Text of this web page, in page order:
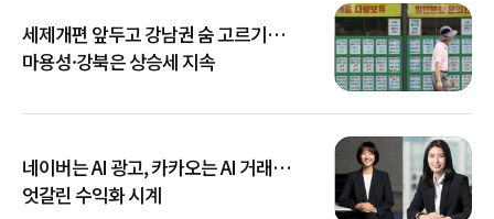
세제개편 앞두고 강남권 숨 고르기…
마용성·강북은 상승세 지속
네이버는 AI 광고, 카카오는 AI 거래…
엇갈린 수익화 시계